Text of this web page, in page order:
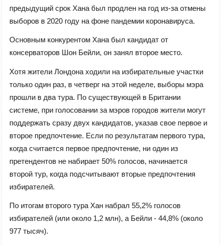
предыдущий срок Хана был продлен на год из-за отмены
выборов в 2020 году на фоне пандемии коронавируса.
Основным конкурентом Хана был кандидат от
консерваторов Шон Бейли, он занял второе место.
Хотя жители Лондона ходили на избирательные участки
только один раз, в четверг на этой неделе, выборы мэра
прошли в два тура. По существующей в Британии
системе, при голосовании за мэров городов жители могут
поддержать сразу двух кандидатов, указав свое первое и
второе предпочтение. Если по результатам первого тура,
когда считается первое предпочтение, ни один из
претендентов не набирает 50% голосов, начинается
второй тур, когда подсчитывают вторые предпочтения
избирателей.
По итогам второго тура Хан набрал 55,2% голосов
избирателей (или около 1,2 млн), а Бейли - 44,8% (около
977 тысяч).